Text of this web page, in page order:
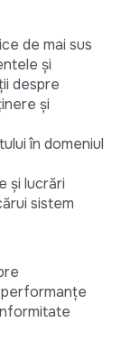
de mai sus
și
despre
și
în domeniul
și lucrări
sistem